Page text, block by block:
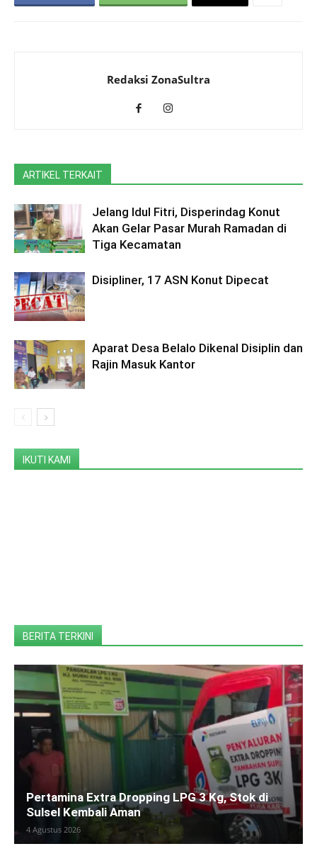
Redaksi ZonaSultra
ARTIKEL TERKAIT
Jelang Idul Fitri, Disperindag Konut
Akan Gelar Pasar Murah Ramadan di
Tiga Kecamatan
Disipliner, 17 ASN Konut Dipecat
Aparat Desa Belalo Dikenal Disiplin dan
Rajin Masuk Kantor
IKUTI KAMI
BERITA TERKINI
Pertamina Extra Dropping LPG 3 Kg, Stok di
Sulsel Kembali Aman
4 Agustus 2026